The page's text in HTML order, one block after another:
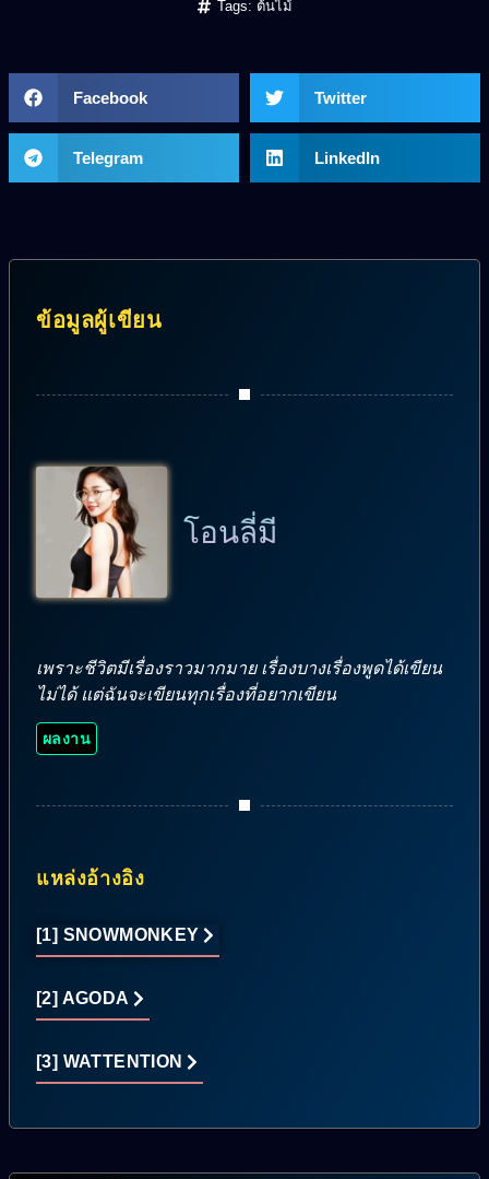
Tags: ต้นไม้
Facebook Twitter
Telegram LinkedIn
ข้อมูลผู้เขียน
โอนลี่มี
เพราะชีวิตมีเรื่องราวมากมาย เรื่องบางเรื่องพูดได้เขียน
ไม่ได้ แต่ฉันจะเขียนทุกเรื่องที่อยากเขียน
ผลงาน
แหล่งอ้างอิง
[1] SNOWMONKEY
[2] AGODA
[3] WATTENTION